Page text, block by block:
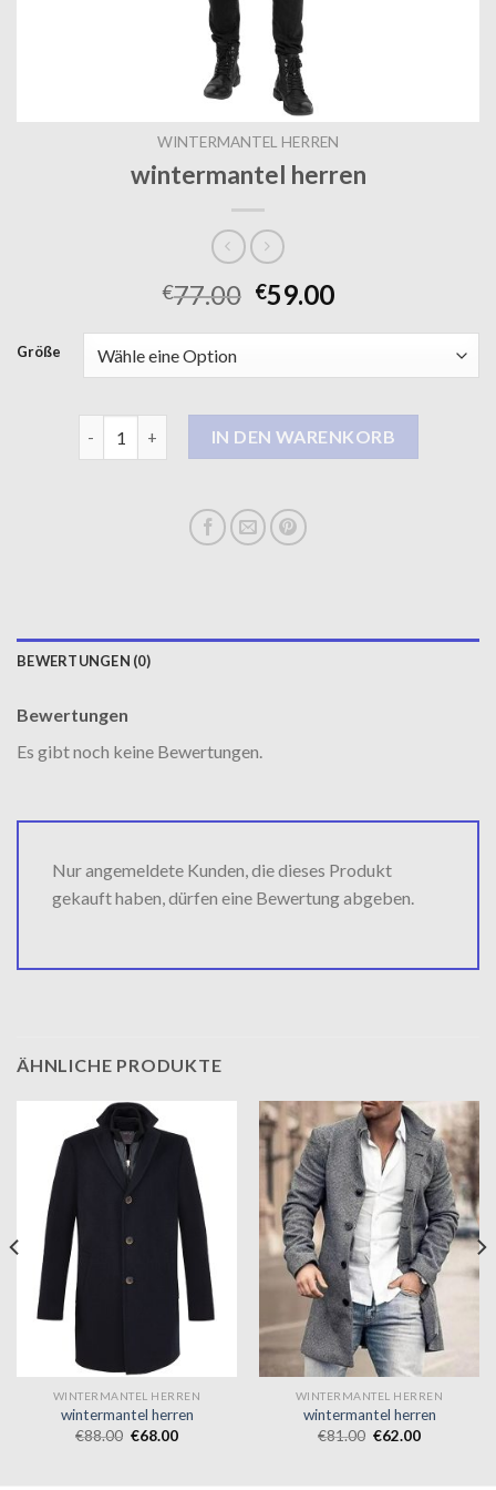
WINTERMANTEL HERREN
wintermantel herren
€77.00 €59.00
Größe
wintermantel herren MengeIN DEN WARENKORB
BEWERTUNGEN (0)
Bewertungen
Es gibt noch keine Bewertungen.
Nur angemeldete Kunden, die dieses Produkt
gekauft haben, dürfen eine Bewertung abgeben.
ÄHNLICHE PRODUKTE
WINTERMANTEL HERREN
wintermantel herren
€88.00 €68.00
WINTERMANTEL HERREN
wintermantel herren
€81.00 €62.00